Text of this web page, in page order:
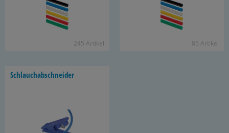
245 Ar­ti­kel 85 Ar­ti­kel
Schlauch­ab­schnei­der